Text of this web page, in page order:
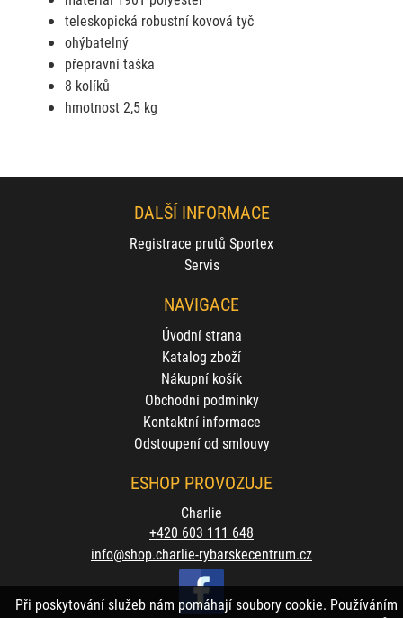
teleskopická robustní kovová tyč
ohýbatelný
přepravní taška
8 kolíků
hmotnost 2,5 kg
DALŠÍ INFORMACE
Registrace prutů Sportex
Servis
NAVIGACE
Úvodní strana
Katalog zboží
Nákupní košík
Obchodní podmínky
Kontaktní informace
Odstoupení od smlouvy
ESHOP PROVOZUJE
Charlie
+420 603 111 648
info@shop.charlie-rybarskecentrum.cz
Při poskytování služeb nám pomáhají soubory cookie. Používáním